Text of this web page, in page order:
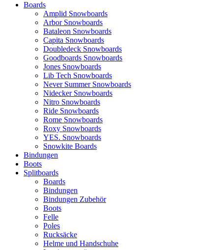
Boards
Amplid Snowboards
Arbor Snowboards
Bataleon Snowboards
Capita Snowboards
Doubledeck Snowboards
Goodboards Snowboards
Jones Snowboards
Lib Tech Snowboards
Never Summer Snowboards
Nidecker Snowboards
Nitro Snowboards
Ride Snowboards
Rome Snowboards
Roxy Snowboards
YES. Snowboards
Snowkite Boards
Bindungen
Boots
Splitboards
Boards
Bindungen
Bindungen Zubehör
Boots
Felle
Poles
Rucksäcke
Helme und Handschuhe